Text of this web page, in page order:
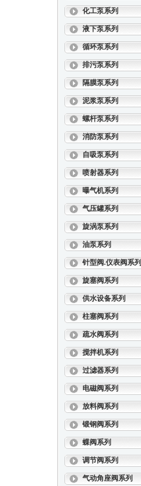
化工泵系列
液下泵系列
循环泵系列
排污泵系列
隔膜泵系列
泥浆泵系列
螺杆泵系列
消防泵系列
自吸泵系列
喷射器系列
曝气机系列
气压罐系列
旋涡泵系列
油泵系列
针型阀.仪表阀系列
旋塞阀系列
供水设备系列
柱塞阀系列
疏水阀系列
搅拌机系列
过滤器系列
电磁阀系列
放料阀系列
锻钢阀系列
蝶阀系列
调节阀系列
气动角座阀系列